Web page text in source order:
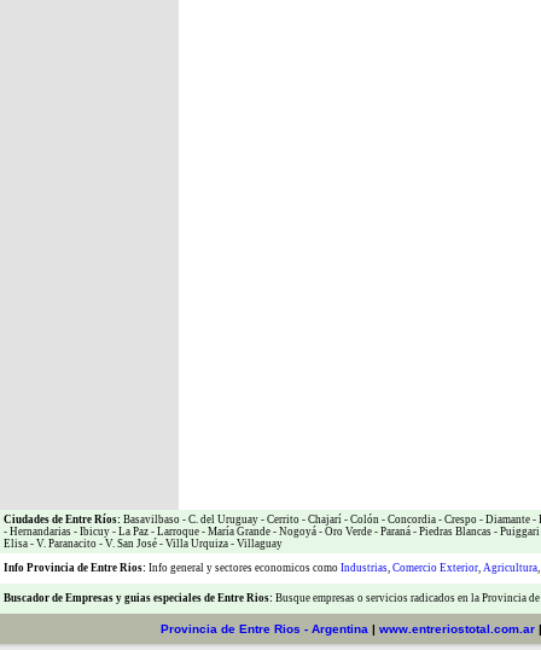
Ciudades de Entre Ríos: Basavilbaso - C. del Uruguay - Cerrito - Chajarí - Colón - Concordia - Crespo - Diamante -
- Hernandarias - Ibicuy - La Paz - Larroque - María Grande - Nogoyá - Oro Verde - Paraná - Piedras Blancas - Puiggari
Elisa - V. Paranacito - V. San José - Villa Urquiza - Villaguay
Info Provincia de Entre Rios: Info general y sectores economicos como Industrias, Comercio Exterior, Agricultura,
Buscador de Empresas y guias especiales de Entre Rios: Busque empresas o servicios radicados en la Provincia
Provincia de Entre Rios - Argentina | www.entreriostotal.com.ar